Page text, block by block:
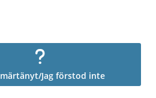
Jag förstod inte